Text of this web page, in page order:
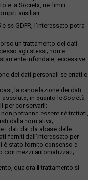
e la Società, nei limiti
ausiliari.
ss GDPR, l’interessato potrà
un trattamento dei dati
agli stessi; non è
infondate, eccessive
dei dati personali se errati o
la cancellazione dei dati
in quanto le Società
per conservarli;
potranno essere né trattati,
dalla normativa;
i dati dai database delle
forniti dall’interessato per
è stato fornito consenso e
con mezzi automatizzati;
qualora il trattamento si